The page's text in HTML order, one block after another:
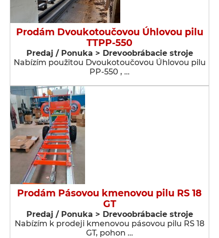
Prodám Dvoukotoučovou Úhlovou pilu
TTPP-550
Predaj / Ponuka > Drevoobrábacie stroje
Nabízím použitou Dvoukotoučovou Úhlovou pilu
PP-550 , …
Prodám Pásovou kmenovou pilu RS 18
GT
Predaj / Ponuka > Drevoobrábacie stroje
Nabízím k prodeji kmenovou pásovou pilu RS 18
GT, pohon …